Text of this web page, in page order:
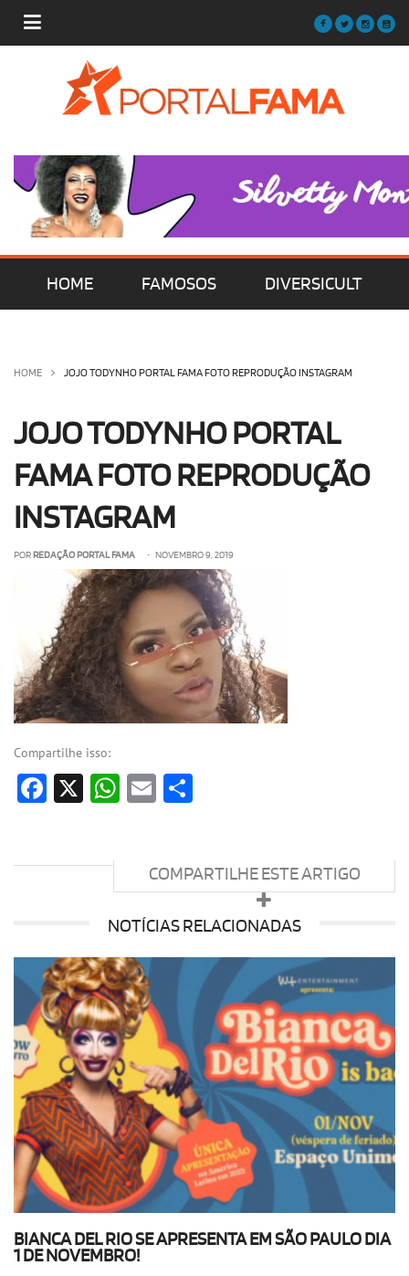
HOME FAMOSOS DIVERSICULT
OLHA ISSO! EU QUERO!
HOME JOJO TODYNHO PORTAL FAMA FOTO REPRODUÇÃO INSTAGRAM
JOJO TODYNHO PORTAL
FAMA FOTO REPRODUÇÃO
INSTAGRAM
POR REDAÇÃO PORTAL FAMA • NOVEMBRO 9, 2019
Compartilhe isso:
Facebook
X WhatsApp
Email
COMPARTILHE ESTE ARTIGO
NOTÍCIAS RELACIONADAS
BIANCA DEL RIO SE APRESENTA EM SÃO PAULO DIA
1 DE NOVEMBRO!